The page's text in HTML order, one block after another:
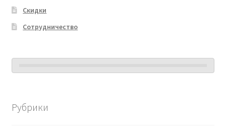
Скидки
Сотрудничество
Рубрики